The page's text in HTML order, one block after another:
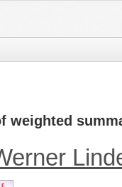
weighted